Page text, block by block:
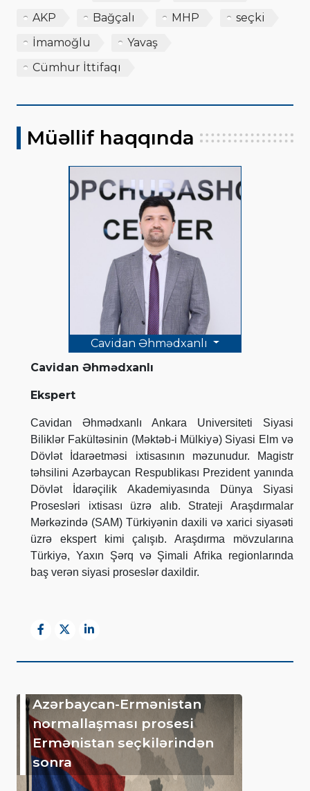
AKP
Bağçalı MHP
seçki
İmamoğlu
Yavaş
Cümhur İttifaqı
Müəllif haqqında
Cavidan Əhmədxanlı
Cavidan Əhmədxanlı
Ekspert
Cavidan Əhmədxanlı Ankara Universiteti Siyasi
Biliklər Fakültəsinin (Məktəb-i Mülkiyə) Siyasi Elm və
Dövlət İdarəetməsi ixtisasının məzunudur. Magistr
təhsilini Azərbaycan Respublikası Prezident yanında
Dövlət İdarəçilik Akademiyasında Dünya Siyasi
Prosesləri ixtisası üzrə alıb. Strateji Araşdırmalar
Mərkəzində (SAM) Türkiyənin daxili və xarici siyasəti
üzrə ekspert kimi çalışıb. Araşdırma mövzularına
Türkiyə, Yaxın Şərq və Şimali Afrika regionlarında
baş verən siyasi proseslər daxildir.
Azərbaycan-Ermənistan
normallaşması prosesi
Ermənistan seçkilərindən
sonra